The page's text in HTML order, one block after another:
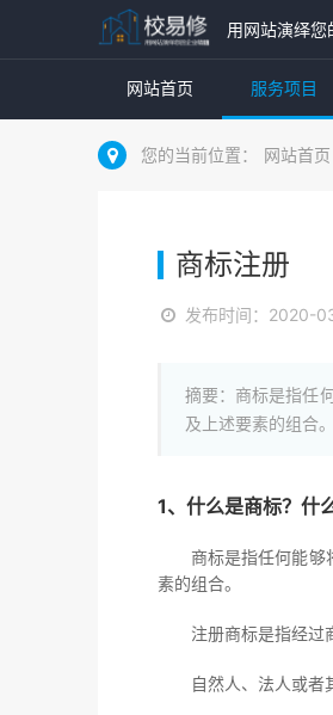
用网站演绎您
网站首页 服务项目
您的当前位置： 网站首页
商标注册
发布时间：2020-
摘要：商标是指任
及上述要素的组合
1、什么是商标？什
商标是指任何能够
素的组合。
注册商标是指经过
自然人、法人或者